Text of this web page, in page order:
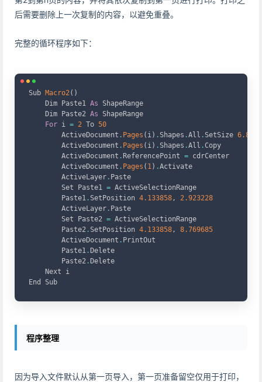
后需要删除上一次复制的内容，以避免重叠。
完整的循环程序如下：
Sub Macro2( )
    Dim Paste1
As ShapeRange
    Dim Paste2
As ShapeRange
For i = 2 To 50
        ActiveDocument
. Pages ( i) . Shapes .All . SetSize
        ActiveDocument
. Pages ( i) . Shapes .All .Copy
        ActiveDocument
.ReferencePoint = cdrCenter
        ActiveDocument
. Pages ( 1) .Activate
        ActiveLayer
. Paste
        Set Paste1
= ActiveSelectionRange
        Paste1
. SetPosition 4.133858,
2.923228
        ActiveLayer
. Paste
        Set Paste2
= ActiveSelectionRange
        Paste2
. SetPosition 4.133858,
8.769685
        ActiveDocument
. PrintOut
        Paste1
.Delete
        Paste2
.Delete
    Next i
End Sub
程序整理
因为导入文件默认从第一页导入，第一页准备留空仅用于打印，